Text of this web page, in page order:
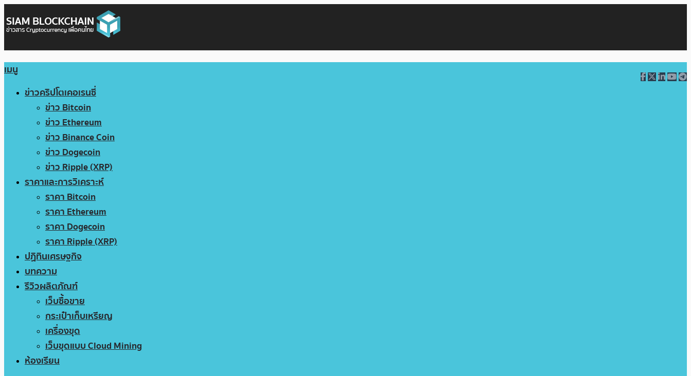
เมนู
ข่าวคริปโตเคอเรนซี่
ข่าว Bitcoin
ข่าว Ethereum
ข่าว Binance Coin
ข่าว Dogecoin
ข่าว Ripple (XRP)
ราคาและการวิเคราะห์
ราคา Bitcoin
ราคา Ethereum
ราคา Dogecoin
ราคา Ripple (XRP)
ปฏิทินเศรษฐกิจ
บทความ
รีวิวผลิตภัณฑ์
เว็บซื้อขาย
กระเป๋าเก็บเหรียญ
เครื่องขุด
เว็บขุดแบบ Cloud Mining
ห้องเรียน